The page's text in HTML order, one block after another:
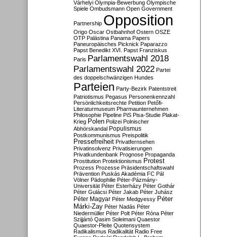
Várhelyi Olympia-Bewerbung Olympische
Spiele Ombudsmann Open Government
Partnership Opposition
Origo Oscar Ostbahnhof Ostern OSZE
OTP Palästina Panama Papers
Paneuropäisches Picknick Paparazzo
Papst Benedikt XVI. Papst Franziskus
Paris Parlamentswahl 2018
Parlamentswahl 2022 Partei
des doppelschwänzigen Hundes
Parteien Party-Bezirk Patentstreit
Patriotismus Pegasus Personenkennzahl
Persönlichkeitsrechte Petition Petőfi-
Literaturmuseum Pharmaunternehmen
Philosophie Pipeline PiS Pisa-Studie Plakat-
Krieg Polen Polizei Polnischer
Abhörskandal Populismus
Postkommunismus Preispolitik
Pressefreiheit Privatfernsehen
Privatinsolvenz Privatisierungen
Privatkundenbank Prognose Propaganda
Prostitution Protektionismus Protest
Prozess Prozesse Präsidentschaftswahl
Prävention Puskás Akadémia FC Pál
Völner Pädophilie Péter-Pázmány-
Universität Péter Esterházy Péter Gothár
Péter Gulácsi Péter Jakab Péter Juhász
Péter Magyar Péter Medgyessy Péter
Márki-Zay Péter Nadás Péter
Niedermüller Péter Polt Péter Róna Péter
Szijjártó Qasim Soleimani Quaestor
Quaestor-Pleite Quotensystem
Radikalismus Radikalität Radio Free